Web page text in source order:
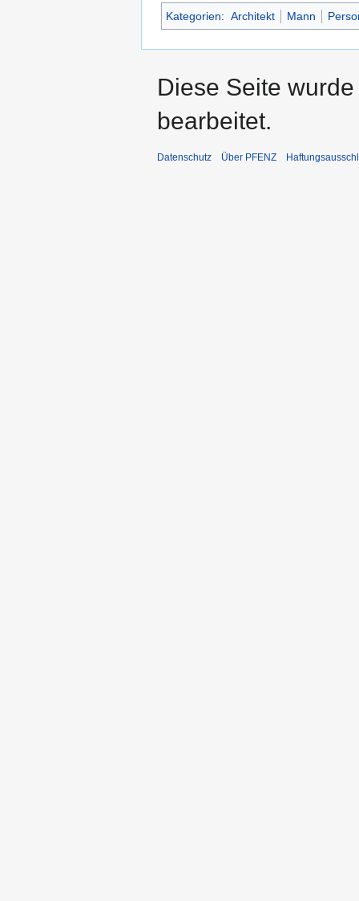
Kategorien: Architekt Mann
Diese Seite
bearbeitet.
Datenschutz Über PFENZ